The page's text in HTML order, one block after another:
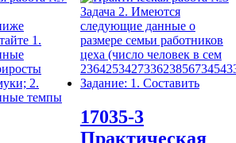
17035-3
Практическая